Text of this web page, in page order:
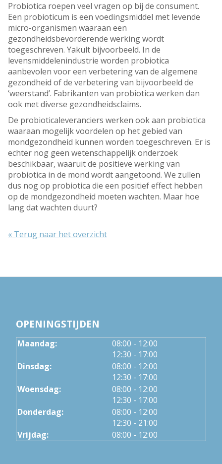
Probiotica roepen veel vragen op bij de consument.
Een probioticum is een voedingsmiddel met levende
micro-organismen waaraan een
gezondheidsbevorderende werking wordt
toegeschreven. Yakult bijvoorbeeld. In de
levensmiddelenindustrie worden probiotica
aanbevolen voor een verbetering van de algemene
gezondheid of de verbetering van bijvoorbeeld de
‘weerstand’. Fabrikanten van probiotica werken dan
ook met diverse gezondheidsclaims.
De probioticaleveranciers werken ook aan probiotica
waaraan mogelijk voordelen op het gebied van
mondgezondheid kunnen worden toegeschreven. Er is
echter nog geen wetenschappelijk onderzoek
beschikbaar, waaruit de positieve werking van
probiotica in de mond wordt aangetoond. We zullen
dus nog op probiotica die een positief effect hebben
op de mondgezondheid moeten wachten. Maar hoe
lang dat wachten duurt?
« Terug naar het overzicht
OPENINGSTIJDEN
Maandag: 08:00 tot
- 12:00
12:30 tot
- 17:00
Dinsdag:
08:00 tot
- 12:00
12:30 tot
- 17:00
Woensdag:
08:00 tot
- 12:00
12:30 tot
- 17:00
Donderdag:
08:00 tot
- 12:00
12:30 tot
- 21:00
Vrijdag:
08:00 - 12:00